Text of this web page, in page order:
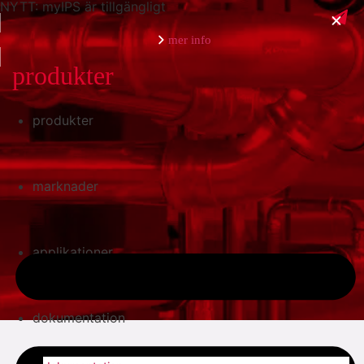
NYTT: myIPS är tillgängligt
mer info
stäng
produkter
marknader
applikationer
dokumentation
produkter